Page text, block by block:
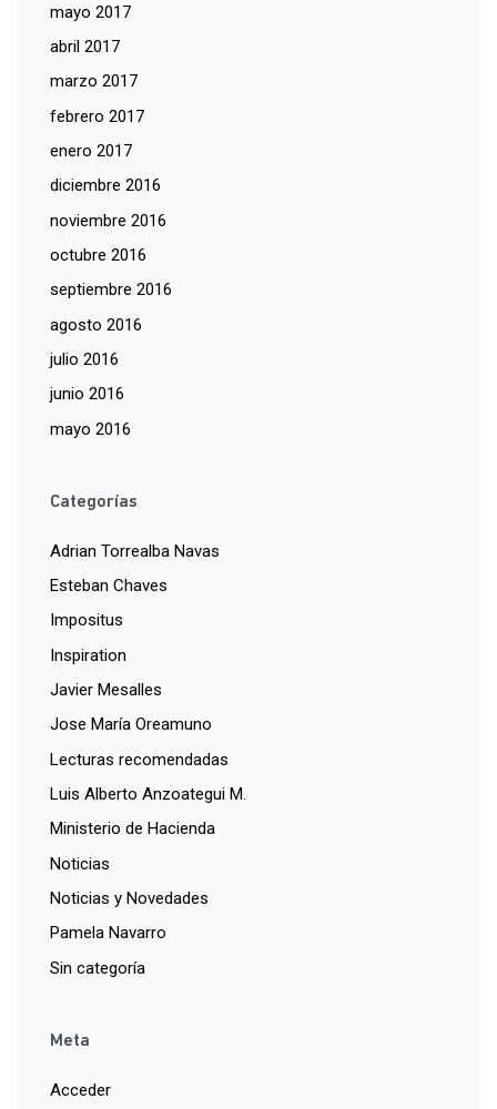
mayo 2017
abril 2017
marzo 2017
febrero 2017
enero 2017
diciembre 2016
noviembre 2016
octubre 2016
septiembre 2016
agosto 2016
julio 2016
junio 2016
mayo 2016
Categorías
Adrian Torrealba Navas
Esteban Chaves
Impositus
Inspiration
Javier Mesalles
Jose María Oreamuno
Lecturas recomendadas
Luis Alberto Anzoategui M.
Ministerio de Hacienda
Noticias
Noticias y Novedades
Pamela Navarro
Sin categoría
Meta
Acceder